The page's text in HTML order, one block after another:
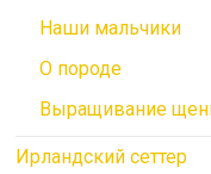
Наши мальчики
О породе
Выращивание
Ирландский сеттер